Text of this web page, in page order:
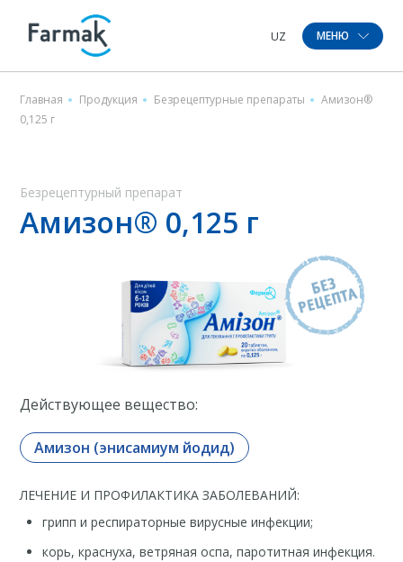
МЕНЮ
Главная Продукция Безрецептурные препараты
Амизон®
0,125 г
Безрецептурный препарат
Амизон® 0,125 г
Действующее вещество:
Амизон (энисамиум йодид)
ЛЕЧЕНИЕ И ПРОФИЛАКТИКА ЗАБОЛЕВАНИЙ:
грипп и респираторные вирусные инфекции;
корь, краснуха, ветряная оспа, паротитная инфекция.